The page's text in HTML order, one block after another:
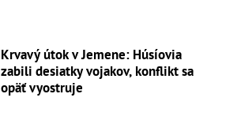
Krvavý útok v Jemene: Húsíovia
zabili desiatky vojakov, konflikt sa
opäť vyostruje